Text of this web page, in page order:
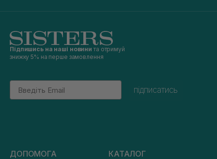
Підпишись на наші новини та отримуй
знижку 5% на перше замовлення
Email
підписатись
ДОПОМОГА КАТАЛОГ